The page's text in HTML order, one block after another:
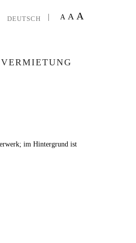
DEUTSCH A A A
VERMIETUNG